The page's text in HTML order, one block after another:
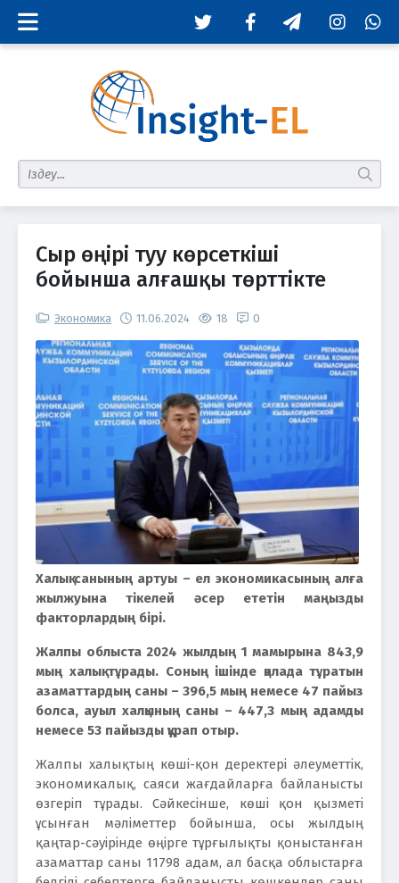
TwitterFacebookTelegramInstagram
табу
Сыр өңірі туу көрсеткіші
бойынша алғашқы төрттікте
Экономика 11.06.2024 18 0
Халық санының артуы – ел экономикасының алға
жылжуына тікелей әсер ететін маңызды
факторлардың бірі.
Жалпы облыста 2024 жылдың 1 мамырына 843,9
мың халық тұрады. Соның ішінде қалада тұратын
азаматтардың саны – 396,5 мың немесе 47 пайыз
болса, ауыл халқының саны – 447,3 мың адамды
немесе 53 пайызды құрап отыр.
Жалпы халықтың көші-қон деректері әлеуметтік,
экономикалық, саяси жағдайларға байланысты
өзгеріп тұрады. Сәйкесінше, көші қон қызметі
ұсынған мәліметтер бойынша, осы жылдың
қаңтар-сәуірінде өңірге тұрғылықты қоныстанған
азаматтар саны 11798 адам, ал басқа облыстарға